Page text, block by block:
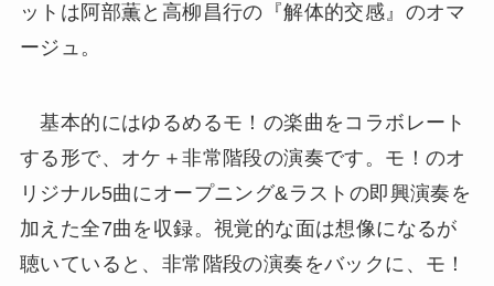
ットは阿部薫と高柳昌行の『解体的交感』のオマ
ージュ。
基本的にはゆるめるモ！の楽曲をコラボレート
する形で、オケ＋非常階段の演奏です。モ！のオ
リジナル5曲にオープニング&ラストの即興演奏を
加えた全7曲を収録。視覚的な面は想像になるが
聴いていると、非常階段の演奏をバックに、モ！